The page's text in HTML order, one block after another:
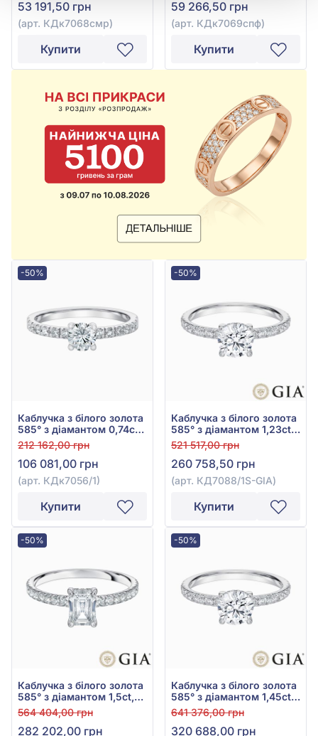
арт. КДк7068смр
53 191,50 грн
(арт. КДк7068смр)
Купити
арт. КДк7069спф
59 266,50 грн
(арт. КДк7069спф)
Купити
-50%
Каблучка з білого золота
585° з діамантом 0,74ct,
арт. КДк7056/1
212 162,00 грн
106 081,00 грн
(арт. КДк7056/1)
Купити
-50%
Каблучка з білого золота
585° з діамантом 1,23ct,
арт. КД7088/1S-GIA
521 517,00 грн
260 758,50 грн
(арт. КД7088/1S-GIA)
Купити
-50%
Каблучка з білого золота
585° з діамантом 1,5ct,
арт. КД7089/1S-GIA
564 404,00 грн
282 202,00 грн
-50%
Каблучка з білого золота
585° з діамантом 1,45ct,
арт. КД7090/1S-GIA
641 376,00 грн
320 688,00 грн